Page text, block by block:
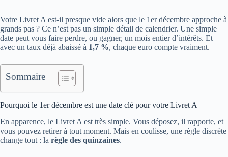
Votre Livret A est-il presque vide alors que le 1er décembre approche à
grands pas ? Ce n’est pas un simple détail de calendrier. Une simple
date peut vous faire perdre, ou gagner, un mois entier d’intérêts. Et
avec un taux déjà abaissé à 1,7 %, chaque euro compte vraiment.
Sommaire
Pourquoi le 1er décembre est une date clé pour votre Livret A
En apparence, le Livret A est très simple. Vous déposez, il rapporte, et
vous pouvez retirer à tout moment. Mais en coulisse, une règle discrète
change tout : la règle des quinzaines.